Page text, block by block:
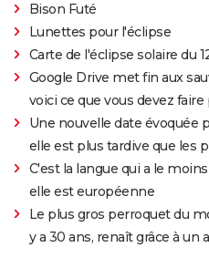
Bison Futé
Lunettes pour l'éclipse
Carte de l'éclipse solaire du
Google Drive met fin aux
voici ce que vous devez
Une nouvelle date évoquée
elle est plus tardive que les
C'est la langue qui a le
elle est européenne
Le plus gros perroquet du
y a 30 ans, renaît grâce à un